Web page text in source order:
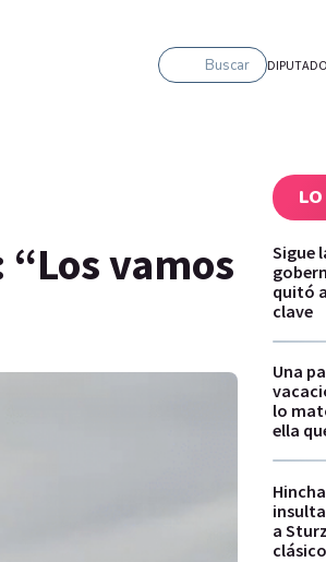
Buscar
vamos
Sigue
quitó
clave
Una
lo
ella
a
clásico